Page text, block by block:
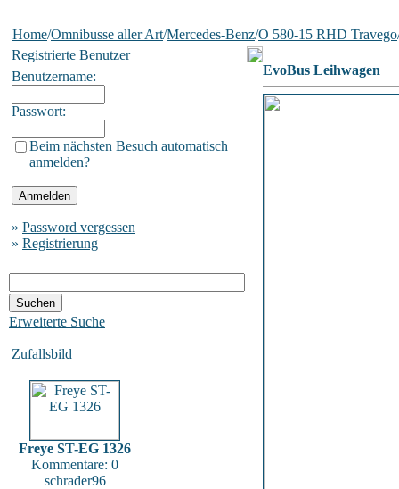
Home/Omnibusse aller Art/Mercedes-Benz/O 580-15 RHD Travego
Registrierte Benutzer
Benutzername:
Passwort:
Beim nächsten Besuch automatisch
anmelden?
» Password vergessen
» Registrierung
Erweiterte Suche
Zufallsbild
Freye ST-EG 1326
Kommentare: 0
schrader96
EvoBus Leihwagen